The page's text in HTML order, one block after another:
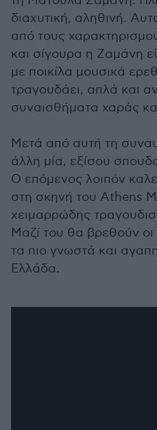
διαχυτική, αληθινή.
από τους
και σίγουρα η Ζαμάνη
με ποικίλα μουσικά
τραγουδάει, απλά και
συναισθήματα χαράς
Μετά από αυτή τη
άλλη μία, εξίσου
Ο επόμενος λοιπόν
στη σκηνή του Αthens
χειμαρρώδης
Μαζί του θα βρεθούν
τα πιο γνωστά και
Ελλάδα.